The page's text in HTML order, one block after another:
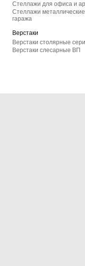
Стеллажи для офиса и
Стеллажи
гаража
Верстаки
Верстаки столярные
Верстаки слесарные ВП